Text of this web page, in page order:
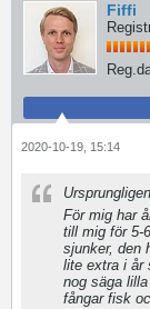
Fiffi
2020-10-19, 15:14
För mig har
till mig för 5-
sjunker, den
lite extra i år
nog säga
fångar fisk